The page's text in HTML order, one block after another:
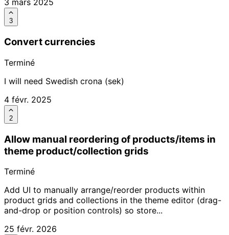
3 mars 2025
3
Convert currencies
Terminé
I will need Swedish crona (sek)
4 févr. 2025
2
Allow manual reordering of products/items in
theme product/collection grids
Terminé
Add UI to manually arrange/reorder products within
product grids and collections in the theme editor (drag-
and-drop or position controls) so store...
25 févr. 2026